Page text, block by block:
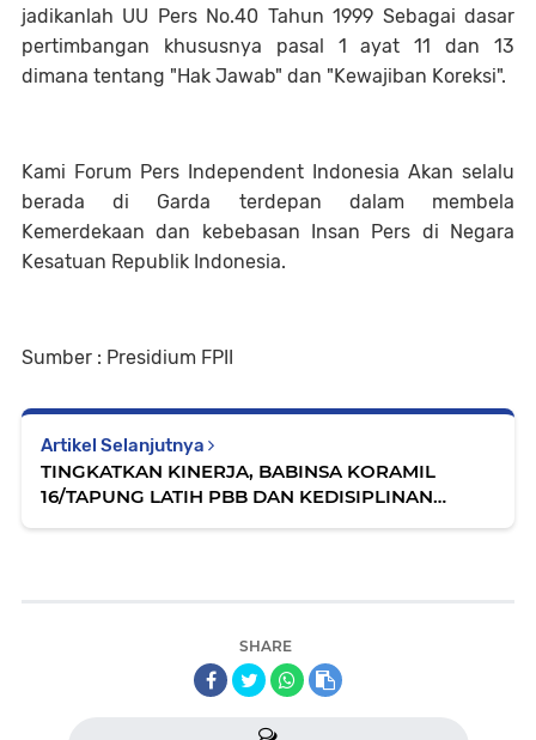
jadikanlah UU Pers No.40 Tahun 1999 Sebagai dasar
pertimbangan khususnya pasal 1 ayat 11 dan 13
dimana tentang "Hak Jawab" dan "Kewajiban Koreksi".
Kami Forum Pers Independent Indonesia Akan selalu
berada di Garda terdepan dalam membela
Kemerdekaan dan kebebasan Insan Pers di Negara
Kesatuan Republik Indonesia.
Sumber : Presidium FPII
Artikel Selanjutnya
TINGKATKAN KINERJA, BABINSA KORAMIL
16/TAPUNG LATIH PBB DAN KEDISIPLINAN
SHARE